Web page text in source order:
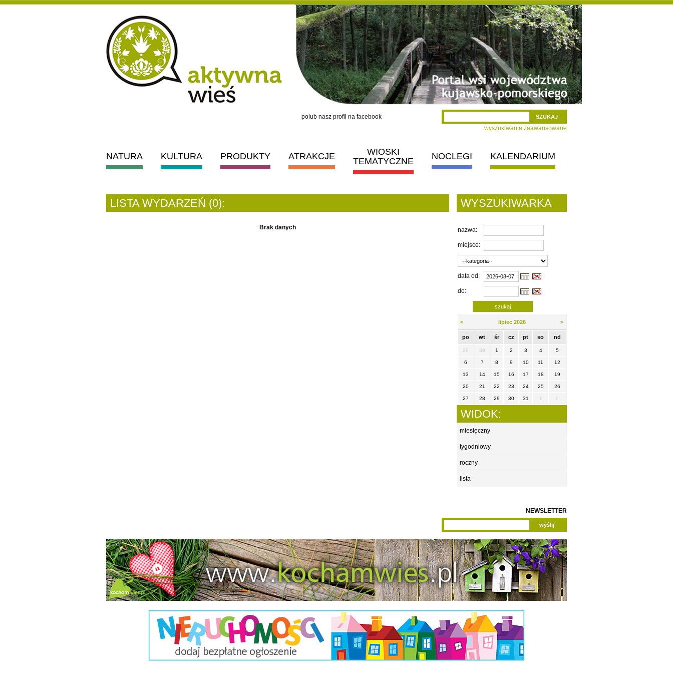
polub nasz profil na facebook
wyszukiwanie zaawansowane
NATURA KULTURA PRODUKTY ATRAKCJE
WIOSKI
TEMATYCZNE
NOCLEGI KALENDARIUM
LISTA WYDARZEŃ (0):
Brak danych
WYSZUKIWARKA
nazwa:
miejsce:
data od:
do:
< lipiec 2026 >
po wt śr cz pt so nd
29 30 1 2 3 4 5
6 7 8 9 10 11 12
13 14 15 16 17 18 19
20 21 22 23 24 25 26
27 28 29 30 31 1 2
WIDOK:
miesięczny
tygodniowy
roczny
lista
NEWSLETTER